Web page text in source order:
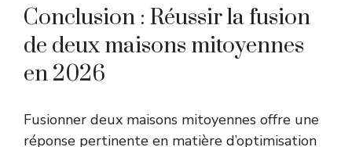
Conclusion : Réussir la fusion
de deux maisons mitoyennes
en 2026
Fusionner deux maisons mitoyennes offre une
réponse pertinente en matière d’optimisation